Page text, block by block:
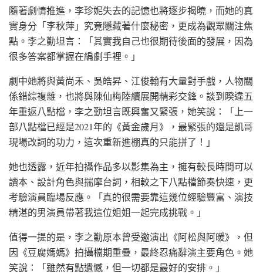
隨著劇情推進，李珍妮失去的記憶也將逐步揭曉，而她的真
實身分「李秋萍」究竟隱藏著什麼秘密，更成為觀眾關注焦
點。李之勤坦言：「其實我自己也很期待後面的發展，因為
很多答案都掌握在編劇手裡。」
劇中她將與黃尚禾、吳皓昇、江俊翰有大量對手戲，人物關
係錯綜複雜，也將與陳仙梅陸續展開精彩交鋒。談到睽違五
年重返八點檔，李之勤坦言既興奮又緊張，她笑說：「上一
部八點檔已經是2021年的《黃金歲月》，最緊張的還是凱哥
現場改詞的功力，這次重新進棚真的只能拼了！」
她也透露，近年拍攝作品多以影集為主，擁有較長時間可以
讀本、設計角色與揣摩台詞，相較之下八點檔節奏快速，更
考驗演員臨場反應。「真的很需要靠這幾位經驗豐富、演技
精湛的男演員帶著我這位姐姐一起完成挑戰。」
值得一提的是，李之勤原本曾受邀演出《阿松與阿暖》，但
因《豆腐媽媽》拍攝檔期重疊，最終忍痛辭演主要角色。她
笑說：「雖然有點遺憾，但一切都是最好的安排。」